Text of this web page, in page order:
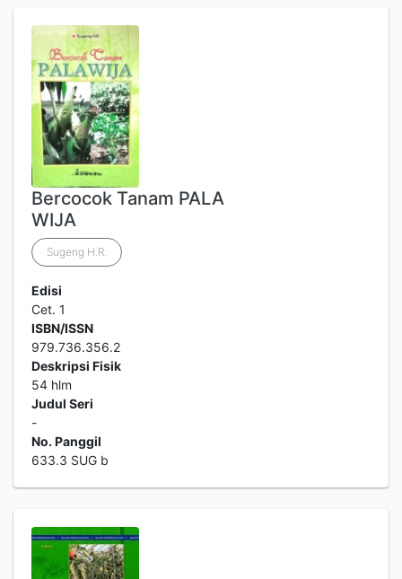
Bercocok Tanam PALA
WIJA
Sugeng H.R.
Edisi
Cet. 1
ISBN/ISSN
979.736.356.2
Deskripsi Fisik
54 hlm
Judul Seri
-
No. Panggil
633.3 SUG b